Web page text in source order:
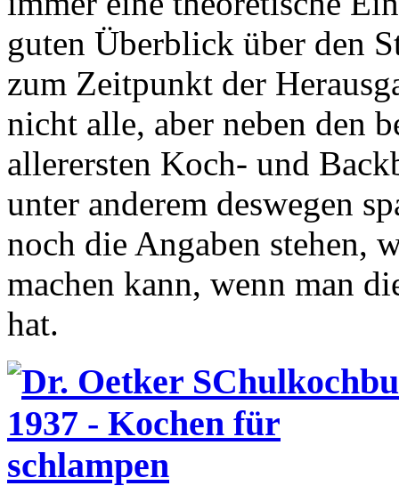
guten Überblick über den
zum Zeitpunkt der
nicht alle, aber neben den
allerersten Koch- und
unter anderem deswegen
noch die Angaben stehen,
machen kann, wenn man
hat.